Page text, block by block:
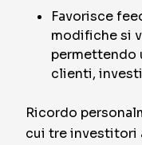
Favorisce
modifiche si
permettendo
clienti,
Ricordo
cui tre investitori